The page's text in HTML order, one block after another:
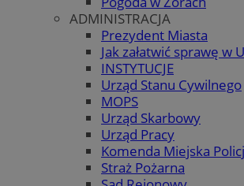
ADMINISTRACJA
Prezydent Miasta
Jak załatwić sprawę w
INSTYTUCJE
Urząd Stanu Cywilnego
MOPS
Urząd Skarbowy
Urząd Pracy
Komenda Miejska
Straż Pożarna